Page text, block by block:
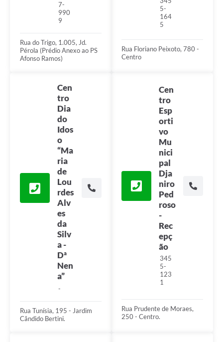
7-
990
9
Rua do Trigo, 1.005, Jd.
Pérola (Prédio Anexo ao PS
Afonso Ramos)
5-
164
5
Rua Floriano Peixoto, 780 -
Centro
Cen
tro
Dia
do
Idos
o
“Ma
ria
de
Lou
rdes
Alv
es
da
Silv
a -
Dª
Nen
a”
-
Rua Tunísia, 195 - Jardim
Cândido Bertini.
Cen
tro
Esp
orti
vo
Mu
nici
pal
Dja
niro
Ped
roso
-
Rec
epç
ão
345
5-
123
1
Rua Prudente de Moraes,
250 - Centro.